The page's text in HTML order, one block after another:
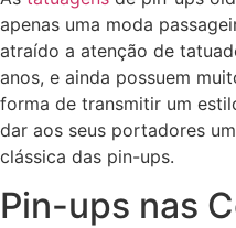
apenas uma moda
atraído a atenção de
anos, e ainda possuem
forma de transmitir um
dar aos seus portadores
clássica das pin-ups.
Pin-ups nas